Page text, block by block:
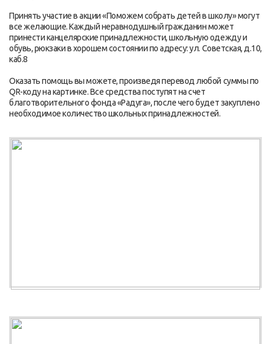
Принять участие в акции «Поможем собрать детей в школу» могут
все желающие. Каждый неравнодушный гражданин может
принести канцелярские принадлежности, школьную одежду и
обувь, рюкзаки в хорошем состоянии по адресу: ул. Советская, д.10,
каб.8
Оказать помощь вы можете, произведя перевод любой суммы по
QR-коду на картинке. Все средства поступят на счет
благотворительного фонда «Радуга», после чего будет закуплено
необходимое количество школьных принадлежностей.